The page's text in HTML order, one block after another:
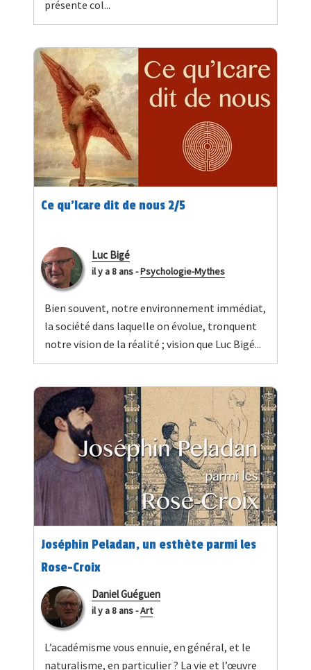
présente col...
Ce qu'Icare dit de nous 2/5
Luc Bigé
il y a 8 ans-Psychologie-Mythes
Bien souvent, notre environnement immédiat,
la société dans laquelle on évolue, tronquent
notre vision de la réalité ; vision que Luc Bigé...
Joséphin Peladan, un esthète parmi les
Rose-Croix
Daniel Guéguen
il y a 8 ans-Art
L’académisme vous ennuie, en général, et le
naturalisme, en particulier ? La vie et l’œuvre